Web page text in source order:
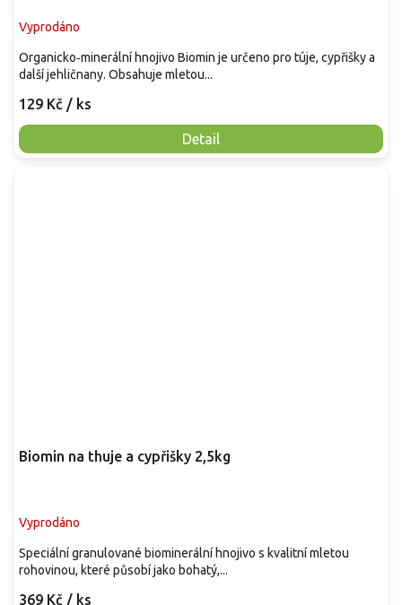
Vyprodáno
129 Kč / ks
Detail
Organicko‑minerální hnojivo Biomin je určeno pro túje, cypřišky a
další jehličnany. Obsahuje mletou...
Biomin na thuje a cypřišky 2,5kg
Vyprodáno
369 Kč / ks
Speciální granulované biominerální hnojivo s kvalitní mletou
rohovinou, které působí jako bohatý,...